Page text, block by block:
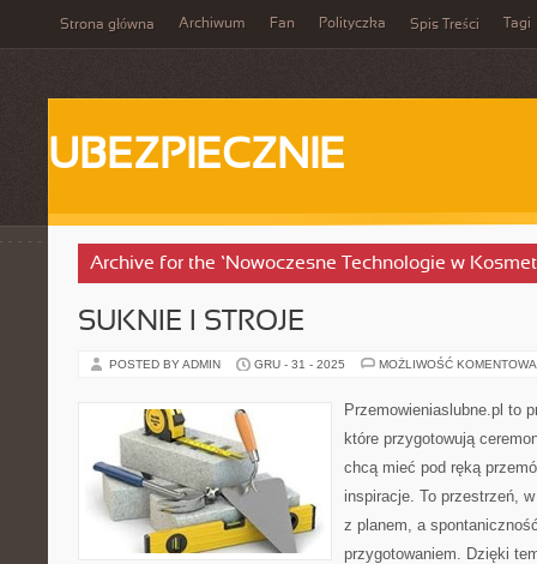
Strona główna Archiwum Fan Polityczka Spis Treści Tagi
UBEZPIECZNIE
Archive for the ‘Nowoczesne Technologie w
SUKNIE I STROJE
POSTED BY ADMIN GRU - 31 - 2025 MOŻLIWOŚĆ
Przemowieniaslubne.pl to
które przygotowują
chcą mieć pod ręką
inspiracje. To przestrzeń,
z planem, a
przygotowaniem. Dzięki